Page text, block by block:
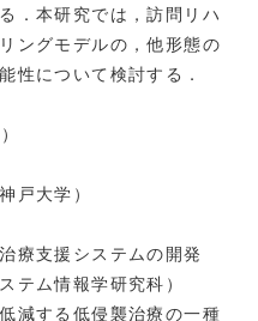
．本研究では，訪問リハ
ングモデルの，他形態の
性について検討する．
戸大学）
療支援システムの開発
テム情報学研究科）
減する低侵襲治療の一種